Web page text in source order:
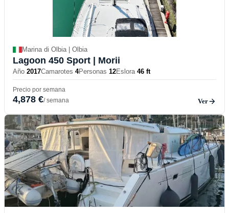
Marina di Olbia | Olbia
Lagoon 450 Sport | Morii
Año 2017Camarotes 4Personas 12Eslora 46 ft
Precio por semana
4,878 €/ semana Ver